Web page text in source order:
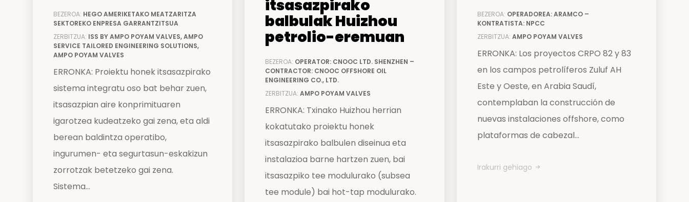
BEZEROA: HEGO AMERIKETAKO MEATZARITZA
SEKTOREKO ENPRESA GARRANTZITSUA
ZERBITZUA: ISS BY AMPO POYAM VALVES, AMPO
SERVICE TAILORED ENGINEERING SOLUTIONS,
AMPO POYAM VALVES
ERRONKA: Proiektu honek itsasazpirako
sistema integratu oso bat behar zuen,
itsasazpian aire konprimituaren
igarotzea kudeatzeko gai zena, eta aldi
berean baldintza operatibo,
ingurumen- eta segurtasun-eskakizun
zorrotzak betetzeko gai zena.
Sistema...
itsasazpirako
balbulak Huizhou
petrolio-eremuan
BEZEROA: OPERATOR: CNOOC LTD. SHENZHEN –
CONTRACTOR: CNOOC OFFSHORE OIL
ENGINEERING CO., LTD.
ZERBITZUA:AMPO POYAM VALVES
ERRONKA: Txinako Huizhou herrian
kokatutako proiektu honek
itsasazpirako balbulen diseinua eta
instalazioa barne hartzen zuen, bai
itsasazpiko tee modulurako (subsea
tee module) bai hot-tap modulurako.
BEZEROA: OPERADOREA: ARAMCO –
KONTRATISTA: NPCC
ZERBITZUA: AMPO POYAM VALVES
ERRONKA: Los proyectos CRPO 82 y 83
en los campos petrolíferos Zuluf AH
Este y Oeste, en Arabia Saudí,
contemplaban la construcción de
nuevas instalaciones offshore, como
plataformas de cabezal...
Irakurri gehiago